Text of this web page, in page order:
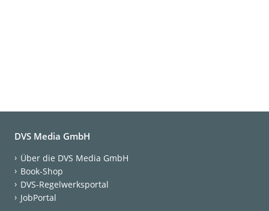
DVS Media GmbH
Über die DVS Media GmbH
Book-Shop
DVS-Regelwerksportal
JobPortal